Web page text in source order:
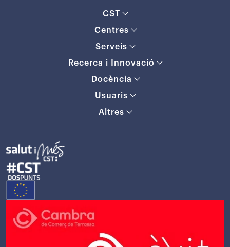
CST
Centres
Serveis
Recerca i Innovació
Docència
Usuaris
Altres